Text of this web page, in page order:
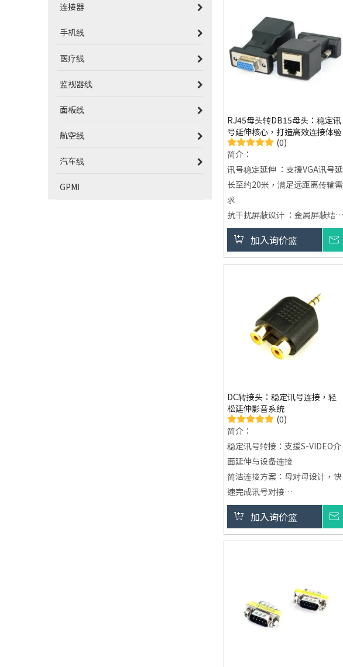
连接器
手机线
医疗线
监视器线
面板线
航空线
汽车线
GPMI
RJ45母头转DB15母头：稳定讯
号延伸核心，打造高效连接体验
(0)
简介：
讯号稳定延伸 ：支援VGA讯号延
长至约20米，满足远距离传输需
求
抗干扰屏蔽设计 ：金属屏蔽结
构，有效降低电磁干扰
即插即用便利 ：无需设定，快速
完成设备连接
加入询价篮
DC转接头：稳定讯号连接，轻
松延伸影音系统
(0)
简介：
稳定讯号转接：支援S-VIDEO介
面延伸与设备连接
简洁连接方案：母对母设计，快
速完成讯号对接
多元应用整合：适用各类影音与
电子设备系统
支援客制服务：提供OEM / ODM
加入询价篮